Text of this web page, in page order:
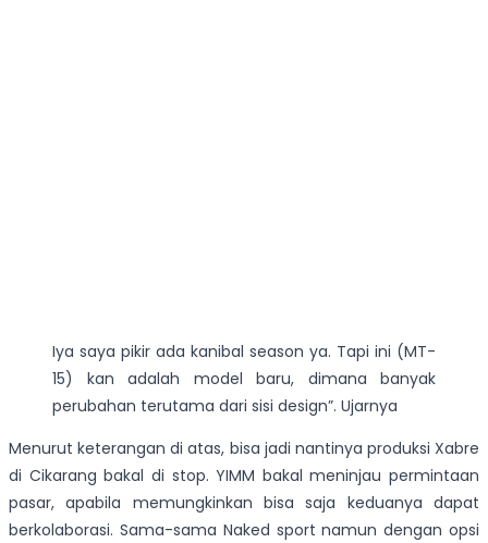
Iya saya pikir ada kanibal season ya. Tapi ini (MT-
15) kan adalah model baru, dimana banyak
perubahan terutama dari sisi design”. Ujarnya
Menurut keterangan di atas, bisa jadi nantinya produksi Xabre
di Cikarang bakal di stop. YIMM bakal meninjau permintaan
pasar, apabila memungkinkan bisa saja keduanya dapat
berkolaborasi. Sama-sama Naked sport namun dengan opsi